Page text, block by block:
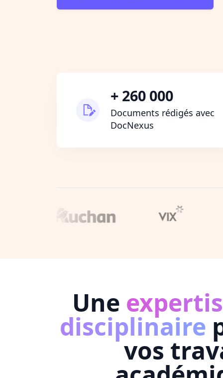
+ 260 000
Documents rédigés avec
DocNexus
Une
disciplinaire
vos